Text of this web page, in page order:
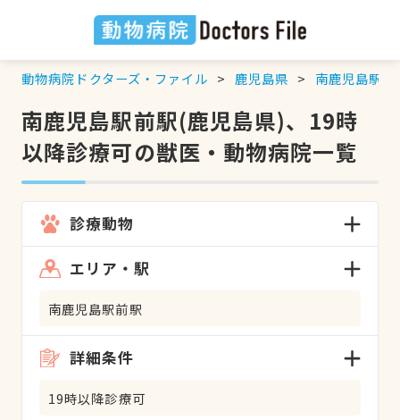
動物病院ドクターズ・ファイル 鹿児島県 南鹿児島駅前
南鹿児島駅前駅(鹿児島県)、19時
以降診療可の獣医・動物病院一覧
診療動物
エリア・駅
南鹿児島駅前駅
詳細条件
19時以降診療可